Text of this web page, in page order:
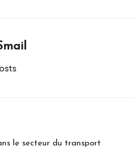
le secteur du transport